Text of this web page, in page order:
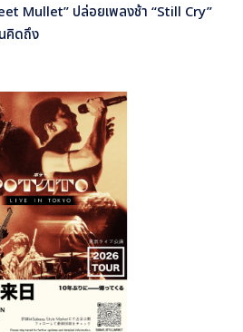
Mullet” ปล่อยเพลงช้า “Still Cry”
คิดถึง